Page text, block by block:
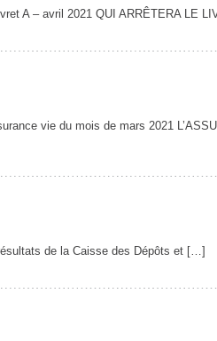
A – avril 2021 QUI ARRÊTERA LE
vie du mois de mars 2021
de la Caisse des Dépôts et […]